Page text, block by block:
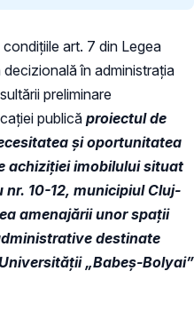
art. 7 din Legea
în administraţia
preliminare
publică proiectul de
și oportunitatea
achiziției imobilului situat
10-12, municipiul Cluj-
amenajării unor spații
destinate
„Babeș-Bolyai”